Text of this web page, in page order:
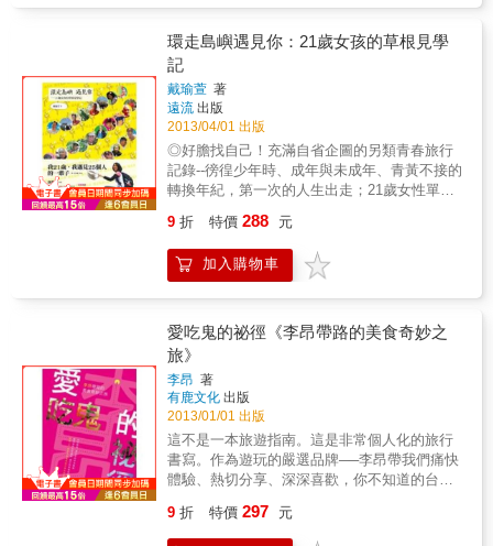
戰，從空中、深海、山頂看台灣。跳脫假日逛
百貨、古蹟名勝、逛老街的傳統行程，體驗過
台灣，才是真的台灣人！
暈開。 他在玉山塔塔加── 仰望滿天繁星，思
索著生命的溫度，究竟是親情、友情還是愛情
溫暖了這個人生銀河的冷冽，使我們願意去領
受生命的安排? 以第一人稱敘事觀點寫成心情
漂流散文，搭配台灣島嶼各角落精彩彩色照
片，筆觸輕鬆流暢但積極尋找最真的自己。他
將185天來各地的漂流經驗透過許多精彩故事呈
現出來。他在這些踏過的足跡腳印，留下了強
勁的生命軌跡、最真實的感受與可貴的人性光
輝。 本書特色 1.全彩印刷─沒有時間旅行，沒
眼前。 2.首創實境影音超連結─拿起你的手
機，刷一刷書內的QR CODE，跟著作者去聽見
去看見寶島迷人的容姿與歌聲。
方。 一個人揹起行囊，隨時自在地出發。 24篇
散文，24個地方，旅行於異地之間的邊境， 對
於遠方，有著巨大的想像。 沒落林場的車埕小
村莊、水上森林般的四草、西螺大橋舊時光
陰、綠島初次浮潛的體驗、乘坐熱氣球瞭望平
原的鹿野、在埔里紙寮專注於造紙的師傅、在
基隆偶遇熱鬧的中元祭&hellip;&hellip;這些、那
些，帶她去更私密的所在，以更濃密的文字，
寫下更觸動的風景，感覺自己溫燙胸口，怦然
的心音，走了漫漫長路的抵達，感官遂變得敏
己，跋山涉水而來。光陰暫停。只純粹是當
下，是的，旅行的路上，短暫相遇的人，悸動
的景象，那些、這些，將成為心底永恆的景
地方。 看看鈺婷眼中的風景： ★ 雪見‧雪
霸國家公園── 「日光出奇得好。光影酡黃潑灑
的氣勢，如烈酒，在透白天色中微微暈染一
筆，就有令人醉倒的濃度。不到雪見，不知道
晴朗的極致。我的視覺還沒從灰冷色調轉換過
來，天幕卻一下子變出搶眼的夏妝。」 ★四草‧
台江內海── 「不自覺便聯想起徐志摩，想起他
『向青草更青處漫溯』的詩句。情景、詩境悠
穎。航行歸程，大眾廟簷角屋宇勾勒出四周天
環走島嶼遇見你：21歲女孩的草根見學
記
戴瑜萱 著
遠流 出版
2013/04/01 出版
◎好膽找自己！充滿自省企圖的另類青春旅行
記錄--徬徨少年時、成年與未成年、青黃不接的
轉換年紀，第一次的人生出走；21歲女性單獨
院象牙塔，幫市井小民寫自傳--25個旅途中隨機
偶遇的草根人物，分屬於不同族群、地域、職
業與年齡，有著截然不同的生活方式，與獨一
輩子……故事啊故事，島國之上的故事數也數
不清，而這些個故事，是我將台灣走上一圈
時，台灣小民用口述的方式，說與我聽的生命
歷程，至今回想起來，他們說話的用字遣詞、
臉上豐富的表情，依然在我心中不斷重播，或
許，他們的部分靈魂，已經透過了那短短幾小
時的互動中暗渡陳倉，成為我心靈拼圖中的一
些小塊了吧。… ~~戴瑜萱年年拿書卷獎，跟著
老師參與研究計劃，到補習班打工掙零用錢，
明明日子過得充實又忙碌，她卻突然對生活中
9 折 特價 288 元
加入購物車
愛吃鬼的祕徑《李昂帶路的美食奇妙之
旅》
李昂 著
有鹿文化 出版
2013/01/01 出版
這不是一本旅遊指南。這是非常個人化的旅行
書寫。作為遊玩的嚴選品牌──李昂帶我們痛快
體驗、熱切分享、深深喜歡，你不知道的台灣
阿！」★ 部落客美食推薦受到質疑，誤踩地雷
機率高！作為遊玩的嚴選品牌──李昂，推出新
9 折 特價 297 元